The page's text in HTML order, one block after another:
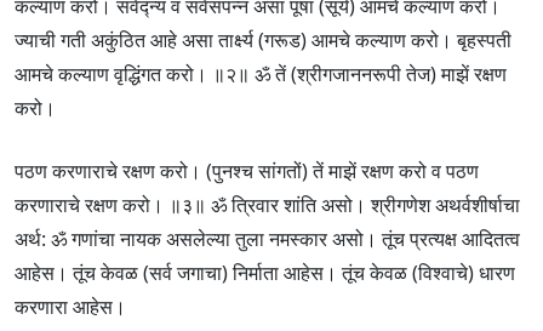
कल्याण करो। सर्वद्न्य व सर्वसंपन्न असा पूषा (सूर्य) आमचे कल्याण करो।
ज्याची गती अकुंठित आहे असा तार्क्ष्य (गरूड) आमचे कल्याण करो। बृहस्पती
आमचे कल्याण वृद्धिंगत करो। ॥२॥ ॐ तें (श्रीगजाननरूपी तेज) माझें रक्षण
करो।
पठण करणाराचे रक्षण करो। (पुनश्च सांगतों) तें माझें रक्षण करो व पठण
करणाराचे रक्षण करो। ॥३॥ ॐ त्रिवार शांति असो। श्रीगणेश अथर्वशीर्षाचा
अर्थ: ॐ गणांचा नायक असलेल्या तुला नमस्कार असो। तूंच प्रत्यक्ष आदितत्व
आहेस। तूंच केवळ (सर्व जगाचा) निर्माता आहेस। तूंच केवळ (विश्वाचे) धारण
करणारा आहेस।